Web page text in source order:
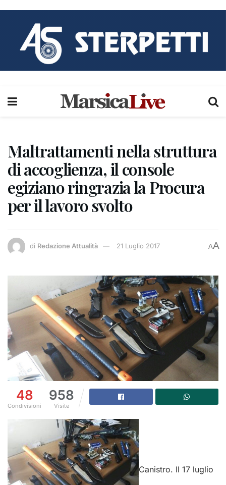
Maltrattamenti nella struttura
di accoglienza, il console
egiziano ringrazia la Procura
per il lavoro svolto
di Redazione Attualità 21 Luglio 2017 AA
48
Condivisioni
958
Visite
Canistro. Il 17 luglio